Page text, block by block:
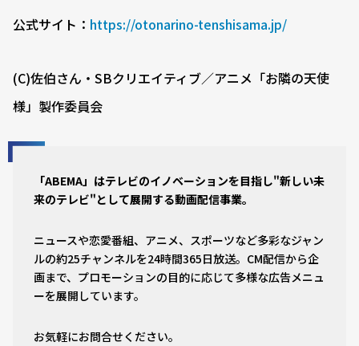
公式サイト： https://otonarino-tenshisama.jp/
(C)佐伯さん・SBクリエイティブ／アニメ「お隣の天使
様」製作委員会
「ABEMA」はテレビのイノベーションを目指し"新しい未
来のテレビ"として展開する動画配信事業。
ニュースや恋愛番組、アニメ、スポーツなど多彩なジャン
ルの約25チャンネルを24時間365日放送。CM配信から企
画まで、プロモーションの目的に応じて多様な広告メニュ
ーを展開しています。
お気軽にお問合せください。